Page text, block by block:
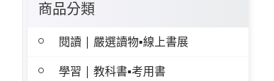
商品分類
閱讀 | 嚴選讀物▪線上書展
學習 | 教科書▪考用書